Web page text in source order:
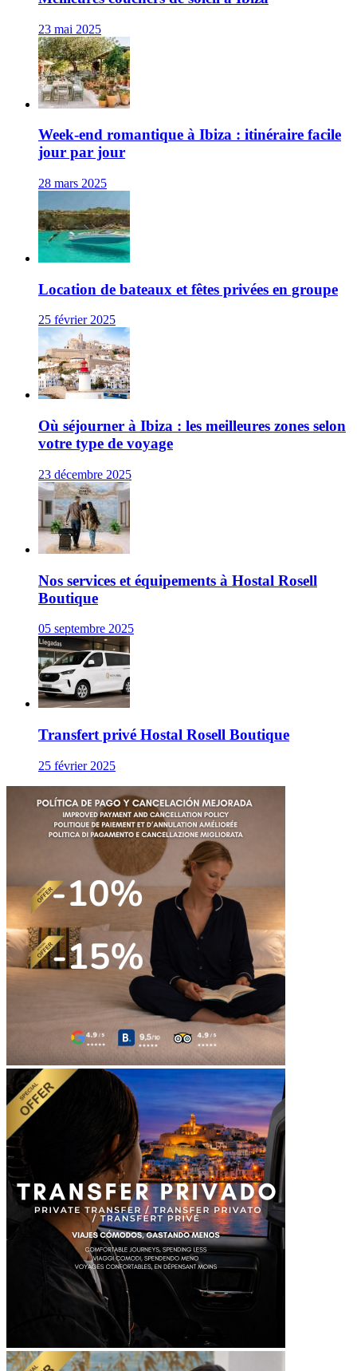
23 mai 2025
Week-end romantique à Ibiza : itinéraire facile
jour par jour
28 mars 2025
Location de bateaux et fêtes privées en groupe
25 février 2025
Où séjourner à Ibiza : les meilleures zones selon
votre type de voyage
23 décembre 2025
Nos services et équipements à Hostal Rosell
Boutique
05 septembre 2025
Transfert privé Hostal Rosell Boutique
25 février 2025